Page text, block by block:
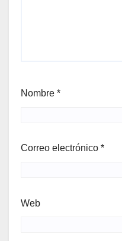
Nombre *
Correo electrónico *
Web